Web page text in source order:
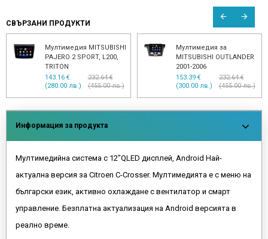
СВЪРЗАНИ ПРОДУКТИ
за
OUTLANDER
Мултимедия за
MITSUBISHI OUTLANDER
143.16 €
(280.00 лв.)
медия
50.00 €
Информация за продукта
Мултимедийна система с 12"QLED дисплей, Android Най-
актуална версия за Citroen C-Crosser. Мултимедията е с меню на
български език, активно охлаждане с вентилатор и смарт
управление. Безплатна актуализация на Android версията в
реално време.